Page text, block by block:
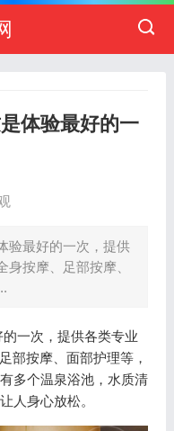
体验最好的一
验最好的一次，提供
按摩、足部按摩、
的一次，提供各类专业
部按摩、面部护理等，
多个温泉浴池，水质清
人身心放松。